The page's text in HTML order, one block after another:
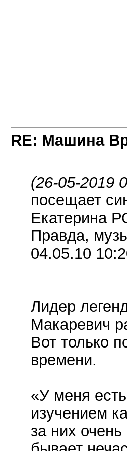
RE: Машина
(26-05-2019
посещает
Екатерина
Правда,
04.05.10
Лидер
Макаревич
Вот только
времени.
«У меня
изучением
за них